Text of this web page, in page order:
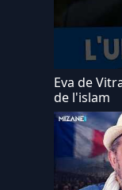
Eva de
de l'islam